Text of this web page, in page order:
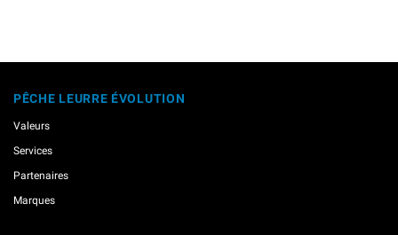
PÊCHE LEURRE ÉVOLUTION
Valeurs
Services
Partenaires
Marques